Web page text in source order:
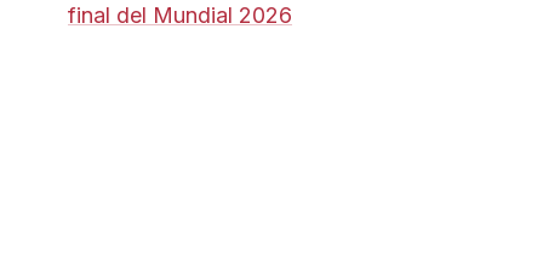
final del Mundial 2026